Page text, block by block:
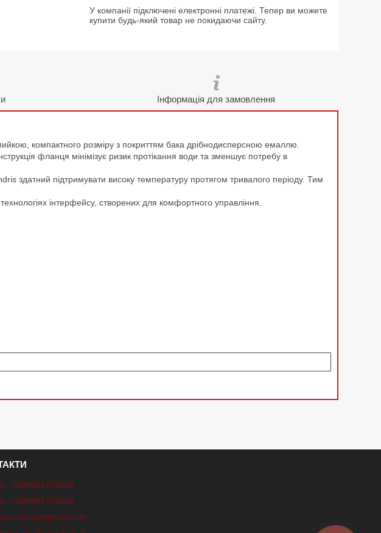
У компанії підключені електронні платежі. Тепер ви можете
купити будь-який товар не покидаючи сайту.
Інформація для замовлення
компактного розміру з покриттям бака дрібнодисперсною емаллю.
фланця мінімізує ризик протікання води та зменшує потребу в
здатний підтримувати високу температуру протягом тривалого періоду. Тим
інтерфейсу, створених для комфортного управління.
+380663703300
+380983703300